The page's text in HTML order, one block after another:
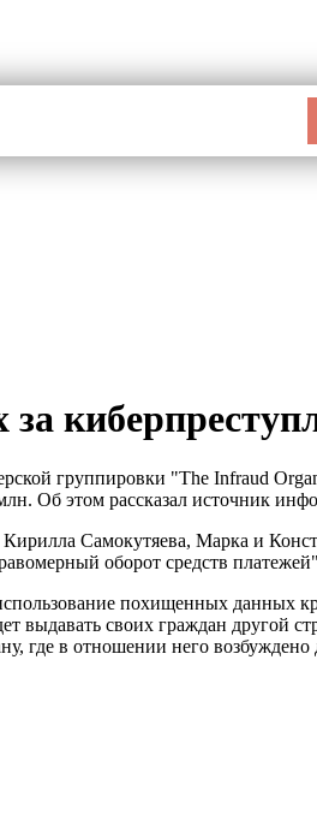
группировки "The Infraud
Об этом рассказал источник
Самокутяева, Марка и
оборот средств
похищенных данных
выдавать своих граждан другой
где в отношении него возбуждено